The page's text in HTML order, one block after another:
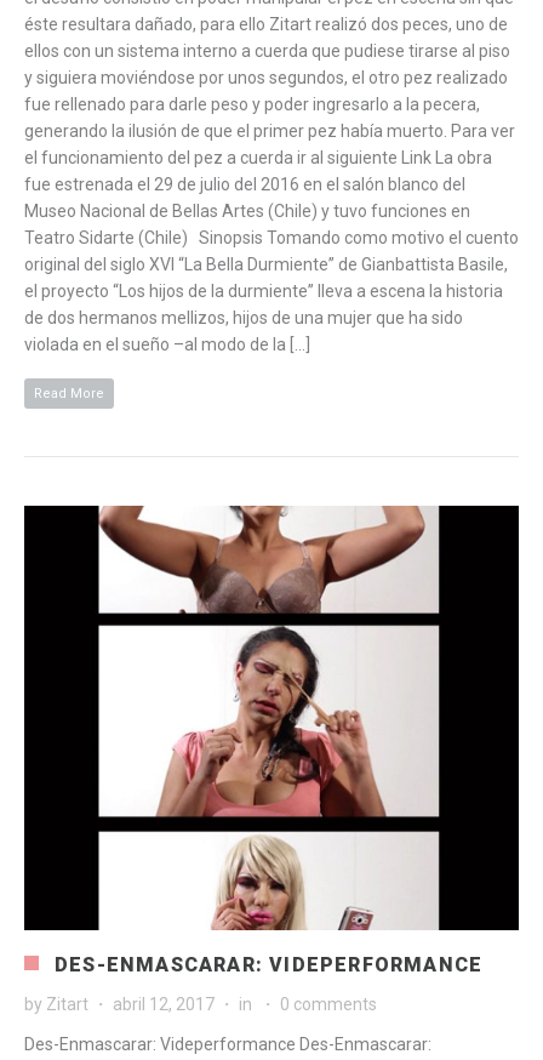
éste resultara dañado, para ello Zitart realizó dos peces, uno de
ellos con un sistema interno a cuerda que pudiese tirarse al piso
y siguiera moviéndose por unos segundos, el otro pez realizado
fue rellenado para darle peso y poder ingresarlo a la pecera,
generando la ilusión de que el primer pez había muerto. Para ver
el funcionamiento del pez a cuerda ir al siguiente Link La obra
fue estrenada el 29 de julio del 2016 en el salón blanco del
Museo Nacional de Bellas Artes (Chile) y tuvo funciones en
Teatro Sidarte (Chile) Sinopsis Tomando como motivo el cuento
original del siglo XVI “La Bella Durmiente” de Gianbattista Basile,
el proyecto “Los hijos de la durmiente” lleva a escena la historia
de dos hermanos mellizos, hijos de una mujer que ha sido
violada en el sueño –al modo de la […]
Read More
DES-ENMASCARAR: VIDEPERFORMANCE
by Zitart abril 12, 2017 in 0 comments
Des-Enmascarar: Videperformance Des-Enmascarar: